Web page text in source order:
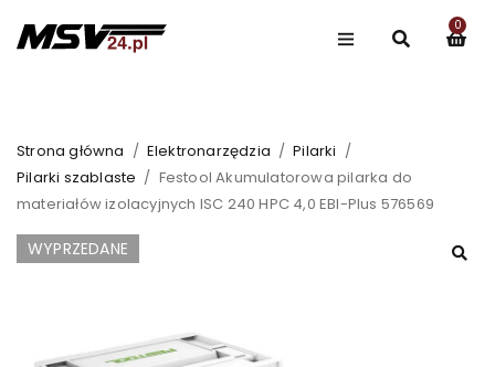
0
Strona główna / Elektronarzędzia / Pilarki /
Pilarki szablaste / Festool Akumulatorowa pilarka do
materiałów izolacyjnych ISC 240 HPC 4,0 EBI-Plus 576569
WYPRZEDANE